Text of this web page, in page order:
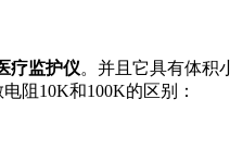
疗监护仪。并且它具有体积
阻10K和100K的区别：